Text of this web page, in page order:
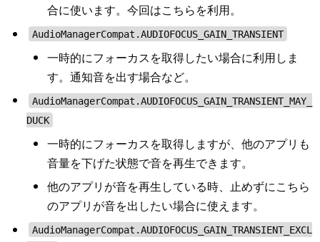
合に使います。今回はこちらを利用。
AudioManagerCompat.AUDIOFOCUS_GAIN_TRANSIENT
一時的にフォーカスを取得したい場合に利用しま
す。通知音を出す場合など。
AudioManagerCompat.AUDIOFOCUS_GAIN_TRANSIENT_MAY_
DUCK
一時的にフォーカスを取得しますが、他のアプリも
音量を下げた状態で音を再生できます。
他のアプリが音を再生している時、止めずにこちら
のアプリが音を出したい場合に使えます。
AudioManagerCompat.AUDIOFOCUS_GAIN_TRANSIENT_EXCL